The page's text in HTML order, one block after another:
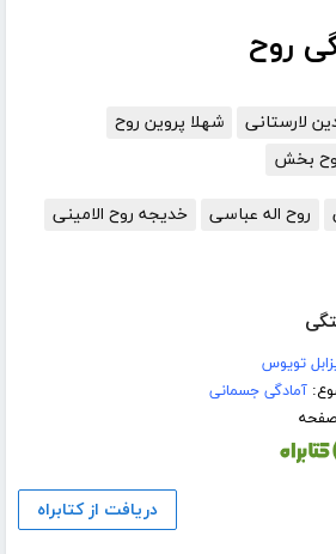
روح
لارستانی
شهلا پروین روح
بخش
روح اله عباسی
خدیجه روح الامینی
تویوس
آمادگی جسمانی
دریافت از کتابراه